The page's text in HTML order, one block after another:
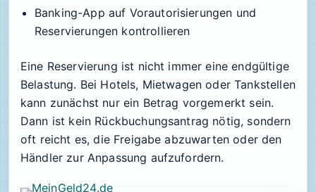
Banking-App auf Vorautorisierungen und
Reservierungen kontrollieren
Eine Reservierung ist nicht immer eine endgültige
Belastung. Bei Hotels, Mietwagen oder Tankstellen
kann zunächst nur ein Betrag vorgemerkt sein.
Dann ist kein Rückbuchungsantrag nötig, sondern
oft reicht es, die Freigabe abzuwarten oder den
Händler zur Anpassung aufzufordern.